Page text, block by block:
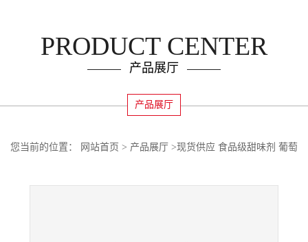
PRODUCT CENTER
产品展厅
产品展厅
您当前的位置： 网站首页 > 产品展厅 >现货供应 食品级甜味剂 葡萄